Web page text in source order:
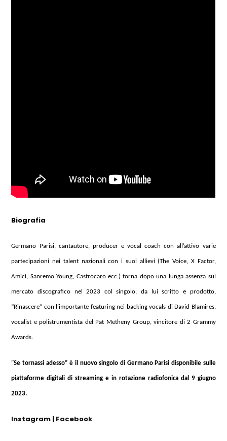
Biografia
Germano Parisi, cantautore, producer e vocal coach con all’attivo varie
partecipazioni nei talent nazionali con i suoi allievi (The Voice, X Factor,
Amici, Sanremo Young, Castrocaro ecc.) torna dopo una lunga assenza sul
mercato discografico nel 2023 col singolo, da lui scritto e prodotto,
“Rinascere” con l’importante featuring nei backing vocals di David Blamires,
vocalist e polistrumentista del Pat Metheny Group, vincitore di 2 Grammy
Awards.
“Se tornassi adesso” è il nuovo singolo di Germano Parisi disponibile sulle
piattaforme digitali di streaming e in rotazione radiofonica dal 9 giugno
2023.
Instagram | Facebook